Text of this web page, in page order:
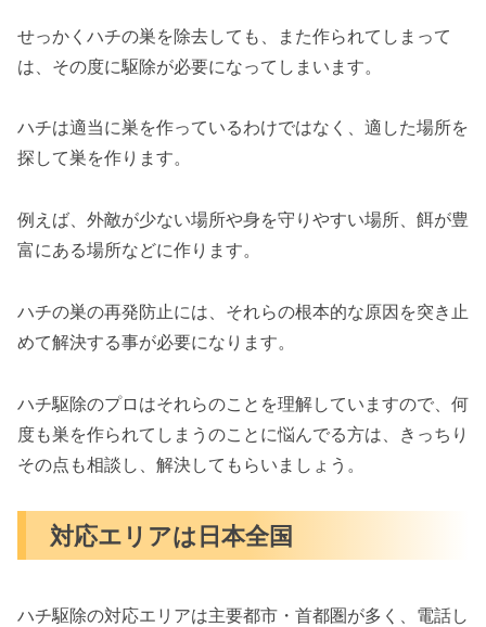
せっかくハチの巣を除去しても、また作られてしまって
は、その度に駆除が必要になってしまいます。
ハチは適当に巣を作っているわけではなく、適した場所を
探して巣を作ります。
例えば、外敵が少ない場所や身を守りやすい場所、餌が豊
富にある場所などに作ります。
ハチの巣の再発防止には、それらの根本的な原因を突き止
めて解決する事が必要になります。
ハチ駆除のプロはそれらのことを理解していますので、何
度も巣を作られてしまうのことに悩んでる方は、きっちり
その点も相談し、解決してもらいましょう。
対応エリアは日本全国
ハチ駆除の対応エリアは主要都市・首都圏が多く、電話し